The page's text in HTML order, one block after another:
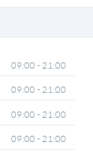
09:00 - 21:00
09:00 - 21:00
09:00 - 21:00
09:00 - 21:00